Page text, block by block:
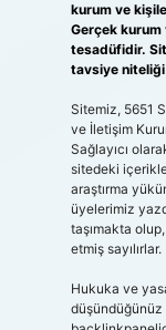
kurum ve
Gerçek
tesadüfidir.
tavsiye niteliği
Sitemiz, 5651
ve İletişim
Sağlayıcı
sitedeki
araştırma
üyelerimiz
taşımakta
etmiş sayılırlar.
Hukuka ve